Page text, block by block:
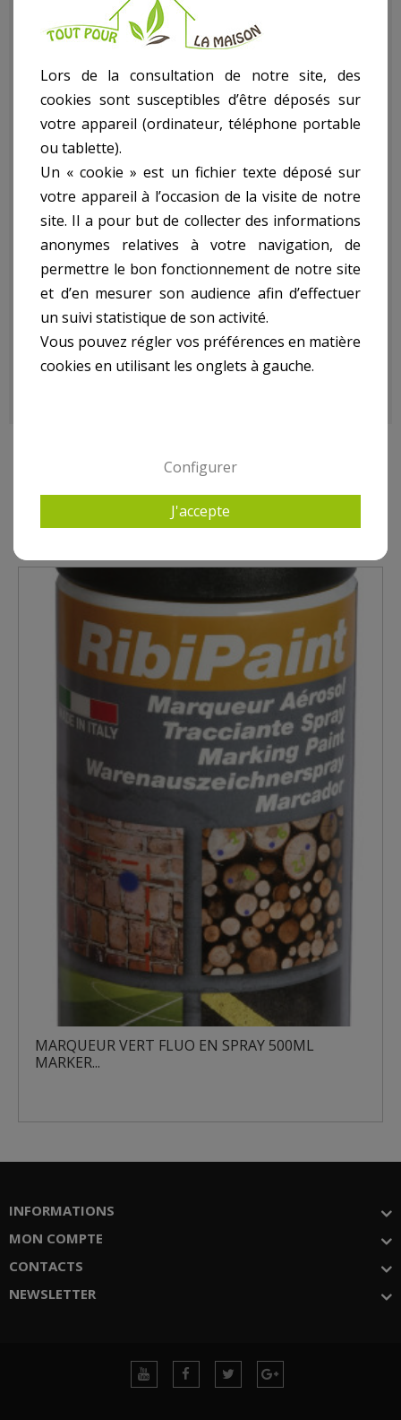
Pour aménager réparer construire décorer chez vous avec Le
articleMesure.
Descriptif technique
Rapporteur D'Angle
380 Mm ref. AD380:
- Rapporteur D'Angle 380 Mm
- Poids kg(environ) : 0.3
- Garantie : 2 an(s)
9 AUTRES PRODUITS DANS MESURE TRAÇAGE
MARQUEUR VERT FLUO EN SPRAY 500ML
MARKER...
INFORMATIONS
MON COMPTE
CONTACTS
NEWSLETTER
Lors de la consultation de notre site, des
cookies sont susceptibles d’être déposés sur
votre appareil (ordinateur, téléphone portable
ou tablette).
Un « cookie » est un fichier texte déposé sur
votre appareil à l’occasion de la visite de notre
site. Il a pour but de collecter des informations
anonymes relatives à votre navigation, de
permettre le bon fonctionnement de notre site
et d’en mesurer son audience afin d’effectuer
un suivi statistique de son activité.
Vous pouvez régler vos préférences en matière
cookies en utilisant les onglets à gauche.
Configurer
J'accepte